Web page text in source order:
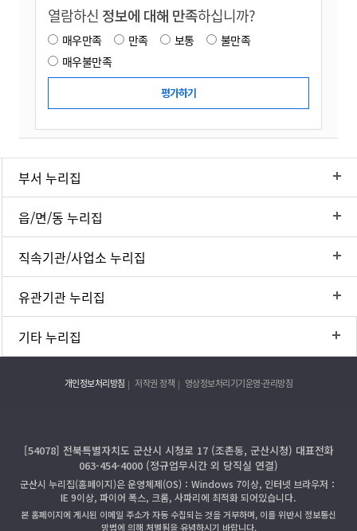
열람하신 정보에 대해 만족하십니까?
매우만족 만족 보통
불만족
매우불만족
부서 누리집
읍/면/동 누리집
직속기관/사업소 누리집
유관기관 누리집
기타 누리집
개인정보처리방침 저작권 정책 영상정보처리기기운영·관리방침
[54078] 전북특별자치도 군산시 시청로 17 (조촌동, 군산시청) 대표전화
063-454-4000 (정규업무시간 외 당직실 연결)
군산시 누리집(홈페이지)은 운영체제(OS)：Windows 7이상, 인터넷 브라우저：
IE 9이상, 파이어 폭스, 크롬, 사파리에 최적화 되어있습니다.
본 홈페이지에 게시된 이메일 주소가 자동 수집되는 것을 거부하며, 이를 위반시 정보통신
망법에 의해 처벌됨을 유념하시기 바랍니다.